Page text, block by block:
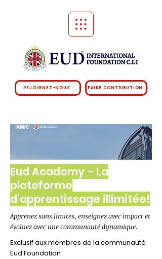
FAIRE CONTRIBUTION
REJOIGNEZ-NOUS
Eud Academy – La
plateforme
d’apprentissage illimitée!
Apprenez sans limites, enseignez avec impact et
évoluez avec une communauté dynamique.
Exclusif aux membres de la communauté
Eud Foundation